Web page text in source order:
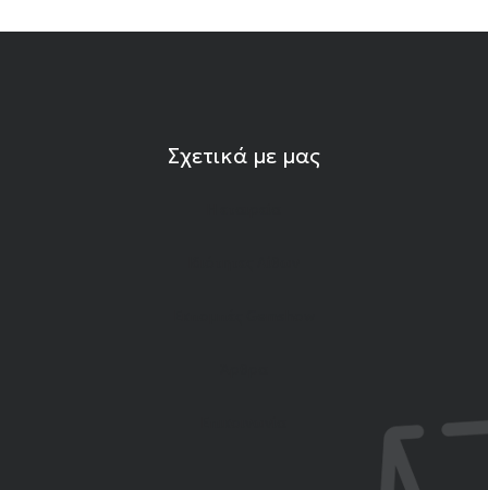
Σχετικά με μας